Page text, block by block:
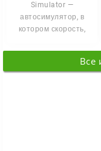
Simulator —
автосимулятор, в
котором скорость,
разрушения
Все